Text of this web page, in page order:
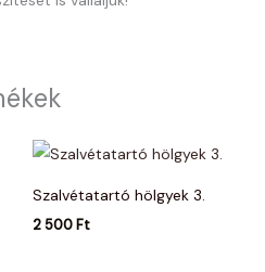
Szalvétatartó hölgyek 3.
2 500 Ft